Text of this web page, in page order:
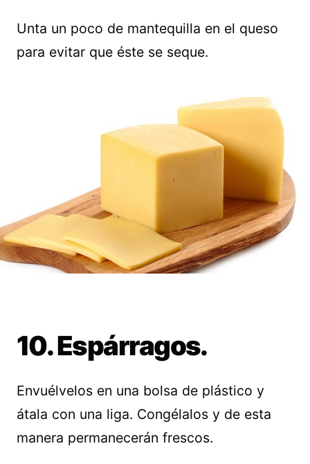
Unta un poco de mantequilla en el queso
para evitar que éste se seque.
10. Espárragos.
Envuélvelos en una bolsa de plástico y
átala con una liga. Congélalos y de esta
manera permanecerán frescos.